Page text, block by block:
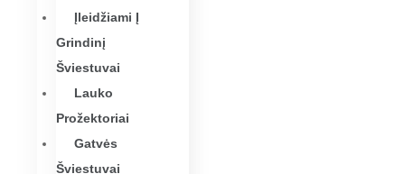
Įleidžiami Į
Grindinį
Šviestuvai
Lauko
Prožektoriai
Gatvės
Šviestuvai